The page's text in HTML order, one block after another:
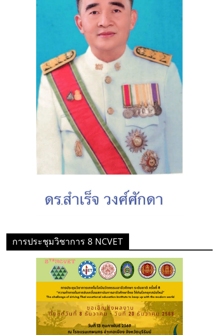
การประชุมวิชาการ 8 NCVET